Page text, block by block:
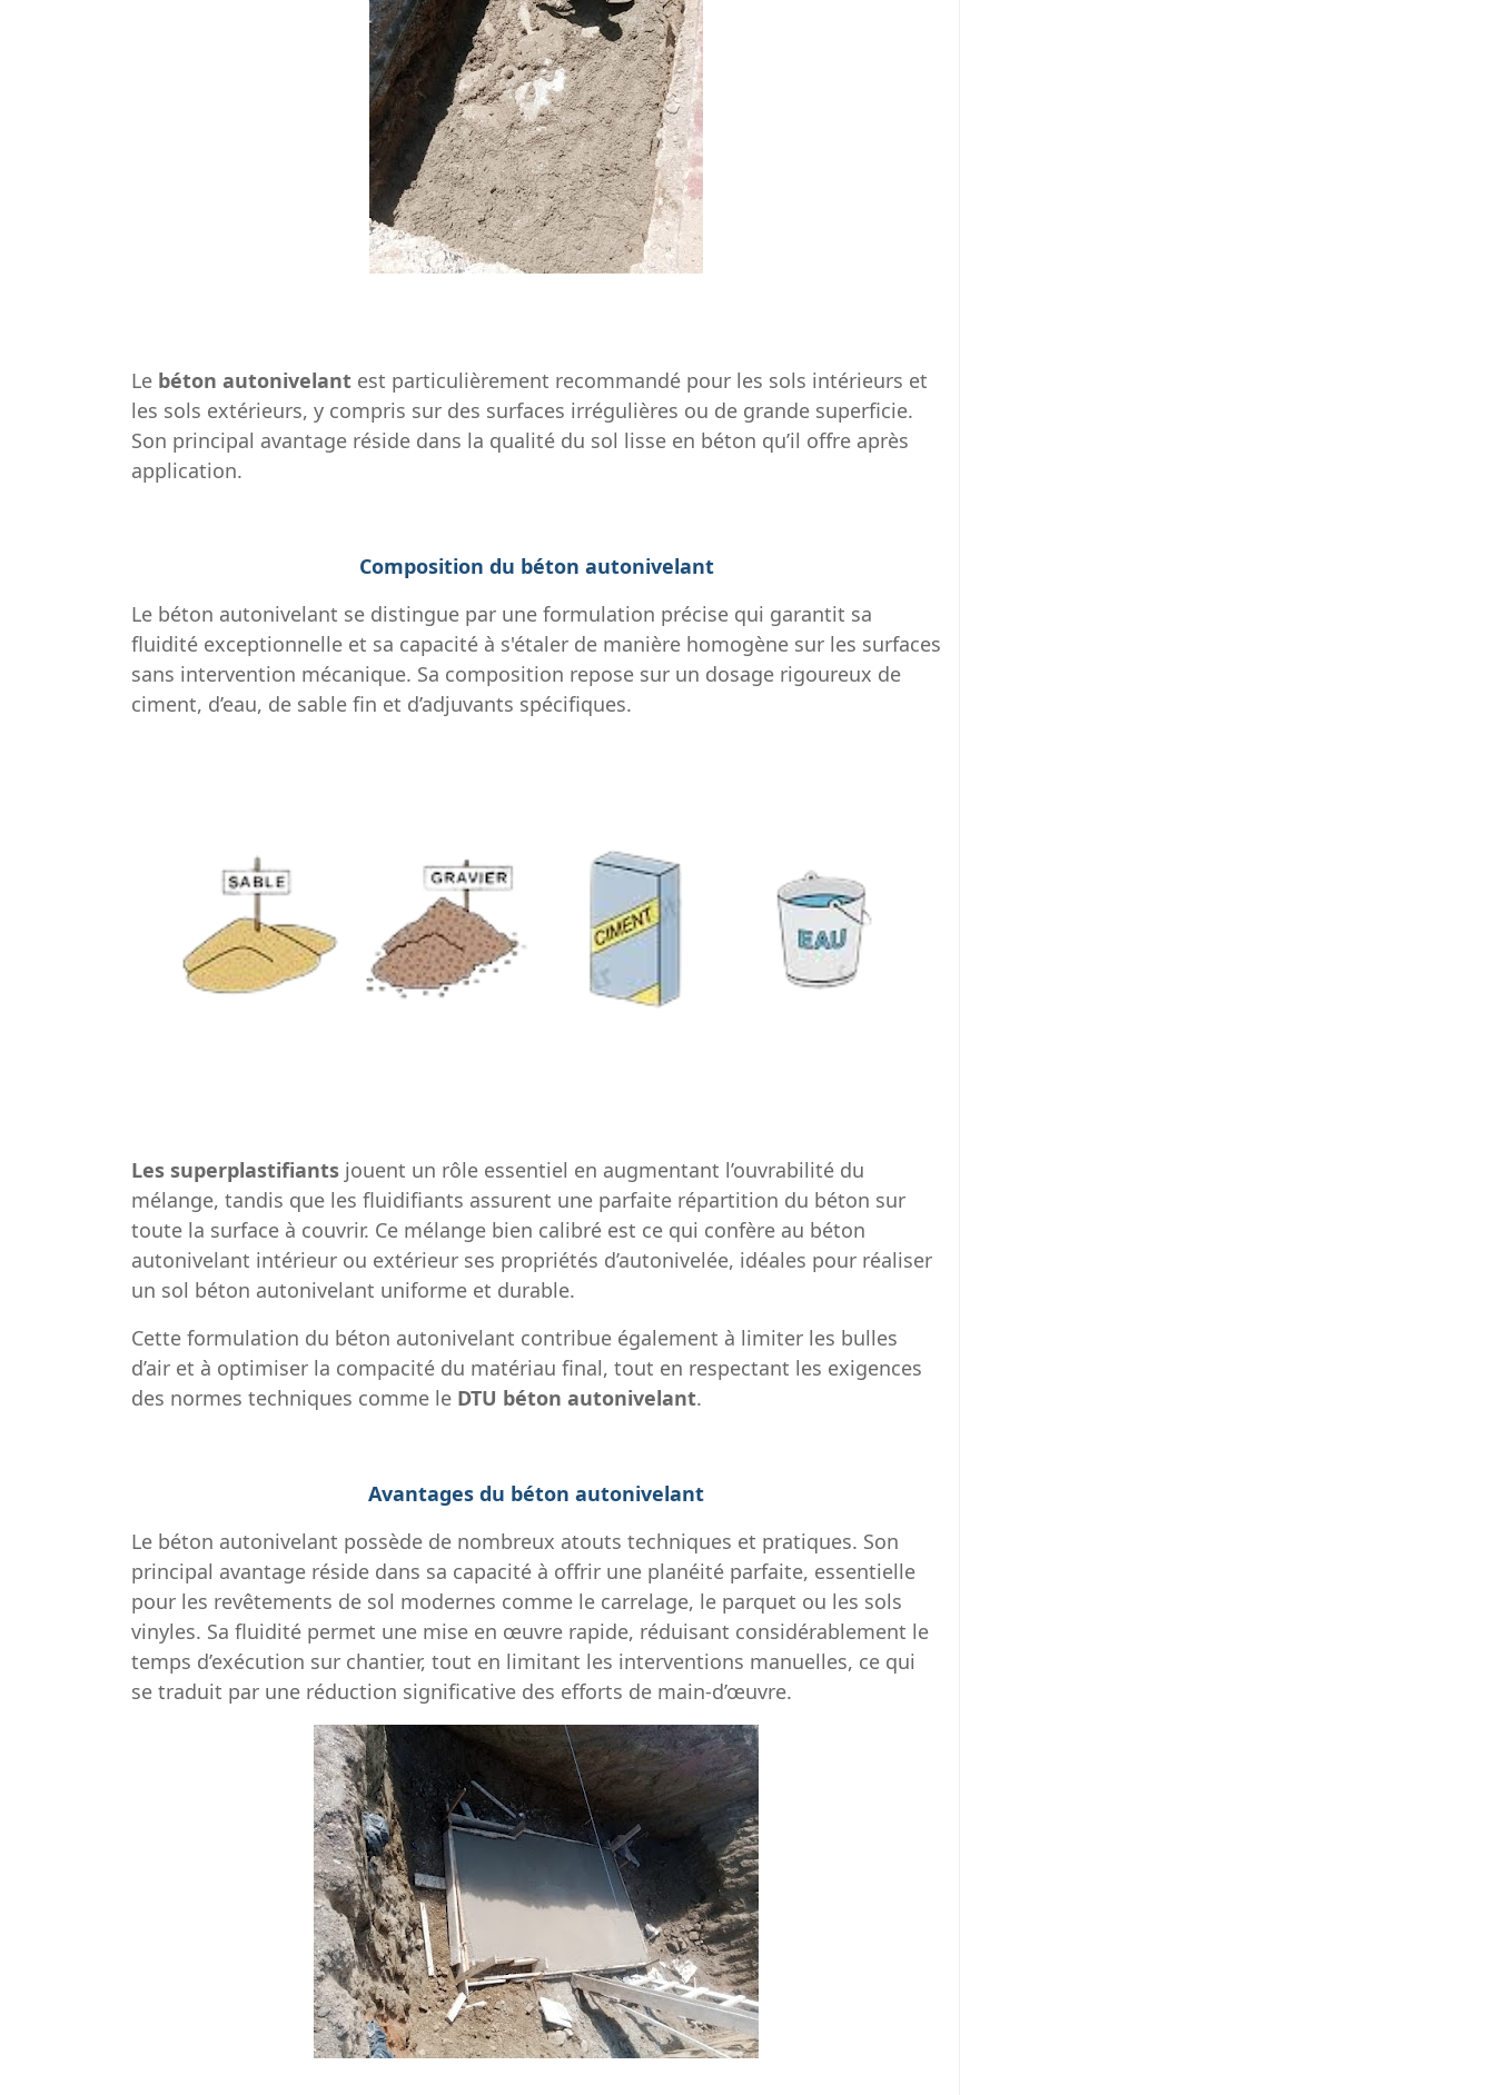
Le béton autonivelant est particulièrement recommandé pour les sols intérieurs et
les sols extérieurs, y compris sur des surfaces irrégulières ou de grande superficie.
Son principal avantage réside dans la qualité du sol lisse en béton qu’il offre après
application.
Composition du béton autonivelant
Le béton autonivelant se distingue par une formulation précise qui garantit sa
fluidité exceptionnelle et sa capacité à s'étaler de manière homogène sur les surfaces
sans intervention mécanique. Sa composition repose sur un dosage rigoureux de
ciment, d’eau, de sable fin et d’adjuvants spécifiques.
Les superplastifiants jouent un rôle essentiel en augmentant l’ouvrabilité du
mélange, tandis que les fluidifiants assurent une parfaite répartition du béton sur
toute la surface à couvrir. Ce mélange bien calibré est ce qui confère au béton
autonivelant intérieur ou extérieur ses propriétés d’autonivelée, idéales pour réaliser
un sol béton autonivelant uniforme et durable.
Cette formulation du béton autonivelant contribue également à limiter les bulles
d’air et à optimiser la compacité du matériau final, tout en respectant les exigences
des normes techniques comme le DTU béton autonivelant.
Avantages du béton autonivelant
Le béton autonivelant possède de nombreux atouts techniques et pratiques. Son
principal avantage réside dans sa capacité à offrir une planéité parfaite, essentielle
pour les revêtements de sol modernes comme le carrelage, le parquet ou les sols
vinyles. Sa fluidité permet une mise en œuvre rapide, réduisant considérablement le
temps d’exécution sur chantier, tout en limitant les interventions manuelles, ce qui
se traduit par une réduction significative des efforts de main-d’œuvre.